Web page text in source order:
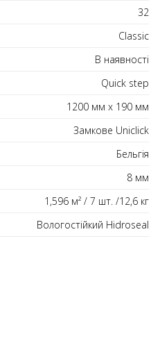
32
Classic
В наявності
Quick step
1200 мм х 190 мм
Замкове Uniclick
Бельгія
8 мм
1,596 м² / 7 шт. /12,6 кг
Вологостійкий Hidroseal